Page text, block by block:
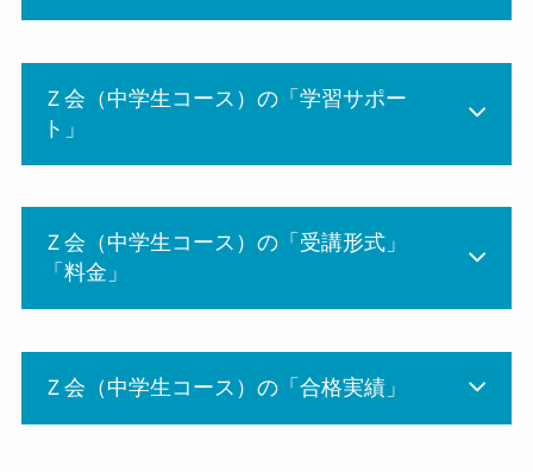
Ｚ会（中学生コース）の「学習サポー
ト」
Ｚ会（中学生コース）の「受講形式」
「料金」
Ｚ会（中学生コース）の「合格実績」